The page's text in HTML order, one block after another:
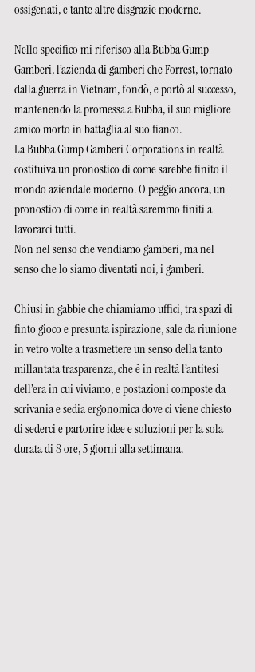
ossigenati, e tante altre disgrazie moderne.
Nello specifico mi riferisco alla Bubba Gump
Gamberi, l’azienda di gamberi che Forrest, tornato
dalla guerra in Vietnam, fondò, e portò al successo,
mantenendo la promessa a Bubba, il suo migliore
amico morto in battaglia al suo fianco.
La Bubba Gump Gamberi Corporations in realtà
costituiva un pronostico di come sarebbe finito il
mondo aziendale moderno. O peggio ancora, un
pronostico di come in realtà saremmo finiti a
lavorarci tutti.
Non nel senso che vendiamo gamberi, ma nel
senso che lo siamo diventati noi, i gamberi.
Chiusi in gabbie che chiamiamo uffici, tra spazi di
finto gioco e presunta ispirazione, sale da riunione
in vetro volte a trasmettere un senso della tanto
millantata trasparenza, che è in realtà l’antitesi
dell’era in cui viviamo, e postazioni composte da
scrivania e sedia ergonomica dove ci viene chiesto
di sederci e partorire idee e soluzioni per la sola
durata di 8 ore, 5 giorni alla settimana.